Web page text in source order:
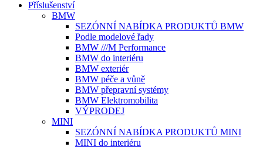
Příslušenství
BMW
SEZÓNNÍ NABÍDKA PRODUKTŮ BMW
Podle modelové řady
BMW ///M Performance
BMW do interiéru
BMW exteriér
BMW péče a vůně
BMW přepravní systémy
BMW Elektromobilita
VÝPRODEJ
MINI
SEZÓNNÍ NABÍDKA PRODUKTŮ MINI
MINI do interiéru